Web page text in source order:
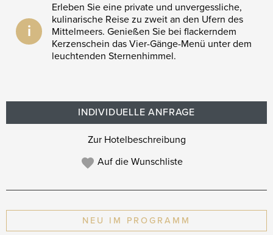
i
Erleben Sie eine private und unvergessliche,
kulinarische Reise zu zweit an den Ufern des
Mittelmeers. Genießen Sie bei flackerndem
Kerzenschein das Vier-Gänge-Menü unter dem
leuchtenden Sternenhimmel.
INDIVIDUELLE ANFRAGE
Zur Hotelbeschreibung
Auf die Wunschliste
NEU IM PROGRAMM